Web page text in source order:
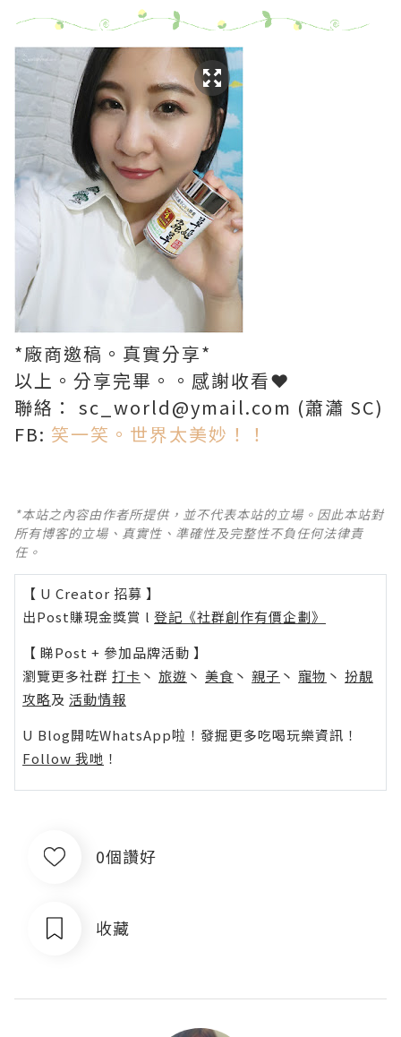
*廠商邀稿。真實分享*
以上。分享完畢。。感謝收看❤
聯絡： sc_world@ymail.com (蕭瀟 SC)
FB: 笑一笑。世界太美妙！！
*本站之內容由作者所提供，並不代表本站的立場。因此本站對
所有博客的立場、真實性、準確性及完整性不負任何法律責
任。
【 U Creator 招募 】
出Post賺現金獎賞 l 登記《社群創作有價企劃》
【 睇Post + 參加品牌活動 】
瀏覽更多社群 打卡 丶 旅遊 丶 美食 丶 親子 丶 寵物 丶 扮靚
攻略及 活動情報
U Blog開咗WhatsApp啦！發掘更多吃喝玩樂資訊！
Follow 我哋 ！
0個讚好
收藏